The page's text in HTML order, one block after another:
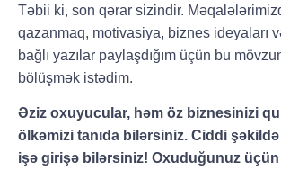
Təbii ki, son qərar sizindir.
qazanmaq, motivasiya, biznes ideyaları
bağlı yazılar paylaşdığım üçün bu
bölüşmək istədim.
Əziz oxuyucular, həm öz biznesinizi
ölkəmizi tanıda bilərsiniz. Ciddi
işə girişə bilərsiniz! Oxuduğunuz